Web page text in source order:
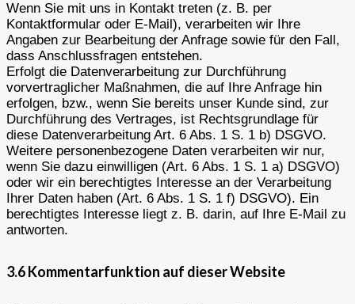
Wenn Sie mit uns in Kontakt treten (z. B. per
Kontaktformular oder E-Mail), verarbeiten wir Ihre
Angaben zur Bearbeitung der Anfrage sowie für den Fall,
dass Anschlussfragen entstehen.
Erfolgt die Datenverarbeitung zur Durchführung
vorvertraglicher Maßnahmen, die auf Ihre Anfrage hin
erfolgen, bzw., wenn Sie bereits unser Kunde sind, zur
Durchführung des Vertrages, ist Rechtsgrundlage für
diese Datenverarbeitung Art. 6 Abs. 1 S. 1 b) DSGVO.
Weitere personenbezogene Daten verarbeiten wir nur,
wenn Sie dazu einwilligen (Art. 6 Abs. 1 S. 1 a) DSGVO)
oder wir ein berechtigtes Interesse an der Verarbeitung
Ihrer Daten haben (Art. 6 Abs. 1 S. 1 f) DSGVO). Ein
berechtigtes Interesse liegt z. B. darin, auf Ihre E-Mail zu
antworten.
3.6 Kommentarfunktion auf dieser Website